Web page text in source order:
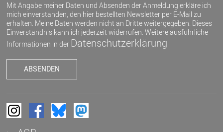
Mit Angabe meiner Daten und Absenden der Anmeldung erkläre ich
mich einverstanden, den hier bestellten Newsletter per E-Mail zu
erhalten. Meine Daten werden nicht an Dritte weitergegeben. Dieses
Einverständnis kann ich jederzeit widerrufen. Weitere ausführliche
Informationen in der Datenschutzerklärung